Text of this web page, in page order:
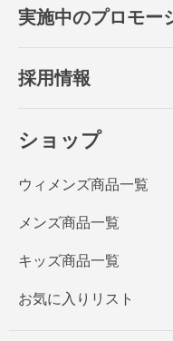
実施中のプロモー
採用情報
ショップ
ウィメンズ商品一覧
メンズ商品一覧
キッズ商品一覧
お気に入りリスト